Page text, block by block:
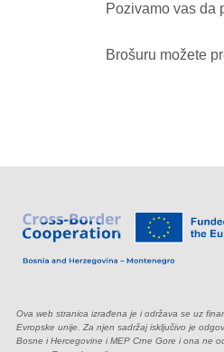
Pozivamo vas da
Brošuru možete
Ova web stranica izrađena je i održava se uz
Evropske unije. Za njen sadržaj isključivo je
Bosne i Hercegovine i MEP Crne Gore i ona ne